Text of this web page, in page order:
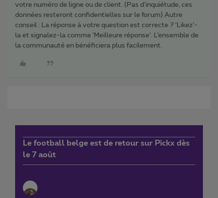
votre numéro de ligne ou de client. (Pas d'inquiétude, ces
données resteront confidentielles sur le forum) Autre
conseil : La réponse à votre question est correcte ? ‘Likez’-
la et signalez-la comme ‘Meilleure réponse’. L’ensemble de
la communauté en bénéficiera plus facilement.
Le football belge est de retour sur Pickx dès
le 7 août